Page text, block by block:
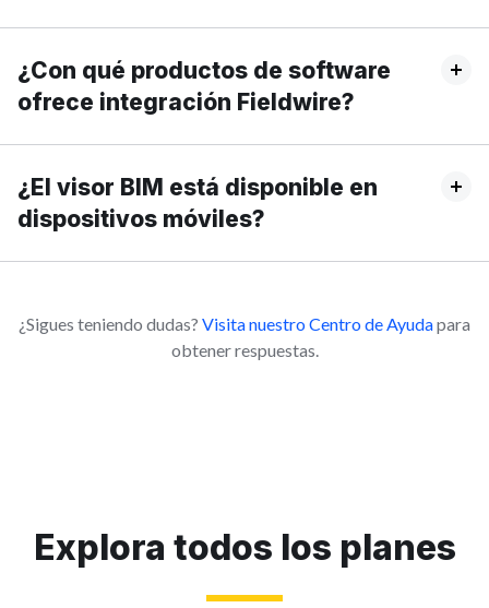
¿Con qué productos de software
ofrece integración Fieldwire?
¿El visor BIM está disponible en
dispositivos móviles?
¿Sigues teniendo dudas? Visita nuestro Centro de Ayudapara
obtener respuestas.
Explora todos los planes